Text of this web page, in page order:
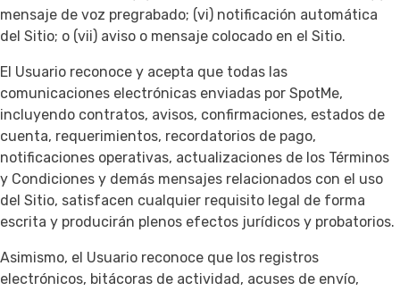
mensaje de voz pregrabado; (vi) notificación automática
del Sitio; o (vii) aviso o mensaje colocado en el Sitio.
El Usuario reconoce y acepta que todas las
comunicaciones electrónicas enviadas por SpotMe,
incluyendo contratos, avisos, confirmaciones, estados de
cuenta, requerimientos, recordatorios de pago,
notificaciones operativas, actualizaciones de los Términos
y Condiciones y demás mensajes relacionados con el uso
del Sitio, satisfacen cualquier requisito legal de forma
escrita y producirán plenos efectos jurídicos y probatorios.
Asimismo, el Usuario reconoce que los registros
electrónicos, bitácoras de actividad, acuses de envío,